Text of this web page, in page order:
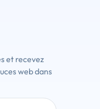
et recevez
web dans